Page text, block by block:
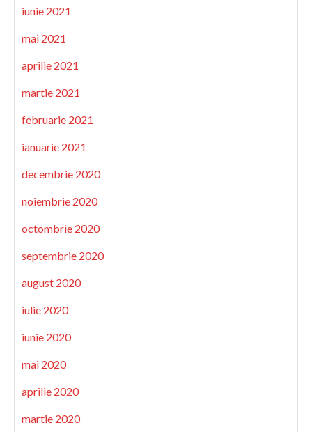
iunie 2021
mai 2021
aprilie 2021
martie 2021
februarie 2021
ianuarie 2021
decembrie 2020
noiembrie 2020
octombrie 2020
septembrie 2020
august 2020
iulie 2020
iunie 2020
mai 2020
aprilie 2020
martie 2020